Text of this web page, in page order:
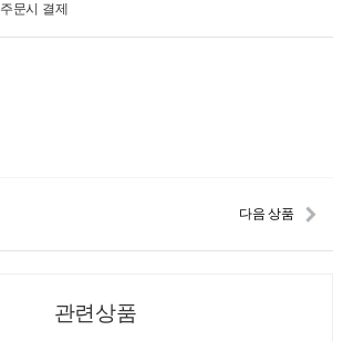
주문시 결제
다음 상품
관련상품